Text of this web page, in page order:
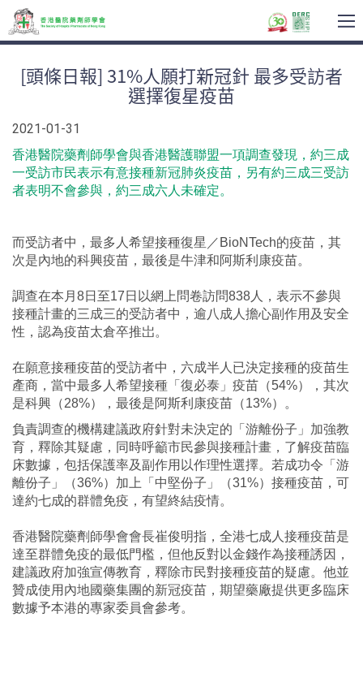
[頭條日報] 31%人願打新冠針 最多受訪者
選擇復星疫苗
2021-01-31
香港醫院藥劑師學會與香港醫護聯盟一項調查發現，約三成
一受訪市民表示有意接種新冠肺炎疫苗，另有約三成三受訪
者表明不會參與，約三成六人未確定。
而受訪者中，最多人希望接種復星／BioNTech的疫苗，其
次是內地的科興疫苗，最後是牛津和阿斯利康疫苗。
調查在本月8日至17日以網上問卷訪問838人，表示不參與
接種計畫的三成三的受訪者中，逾八成人擔心副作用及安全
性，認為疫苗太倉卒推岀。
在願意接種疫苗的受訪者中，六成半人已決定接種的疫苗生
產商，當中最多人希望接種「復必泰」疫苗（54%），其次
是科興（28%），最後是阿斯利康疫苗（13%）。
負責調查的機構建議政府針對未決定的「游離份子」加強教
育，釋除其疑慮，同時呼籲市民參與接種計畫，了解疫苗臨
床數據，包括保護率及副作用以作理性選擇。若成功令「游
離份子」（36%）加上「中堅份子」（31%）接種疫苗，可
達約七成的群體免疫，有望終結疫情。
香港醫院藥劑師學會會長崔俊明指，全港七成人接種疫苗是
達至群體免疫的最低門檻，但他反對以金錢作為接種誘因，
建議政府加強宣傳教育，釋除市民對接種疫苗的疑慮。他並
贊成使用內地國藥集團的新冠疫苗，期望藥廠提供更多臨床
數據予本港的專家委員會參考。